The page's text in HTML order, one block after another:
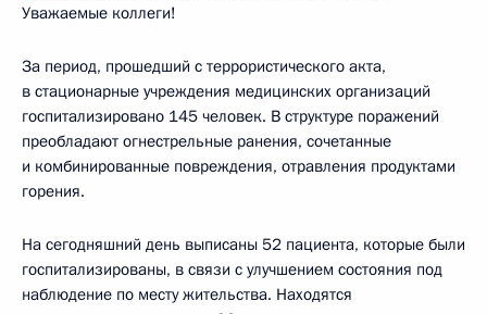
Уважаемые коллеги!
За период, прошедший с террористического акта,
в стационарные учреждения медицинских организаций
госпитализировано 145 человек. В структуре поражений
преобладают огнестрельные ранения, сочетанные
и комбинированные повреждения, отравления продуктами
горения.
На сегодняшний день выписаны 52 пациента, которые были
госпитализированы, в связи с улучшением состояния под
наблюдение по месту жительства. Находятся